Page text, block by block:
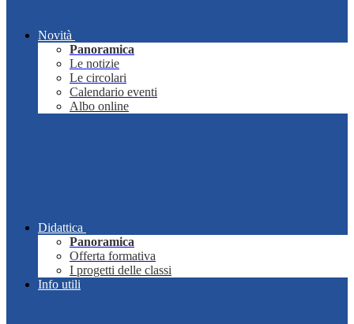
Novità
Panoramica
Le notizie
Le circolari
Calendario eventi
Albo online
Didattica
Panoramica
Offerta formativa
I progetti delle classi
Info utili